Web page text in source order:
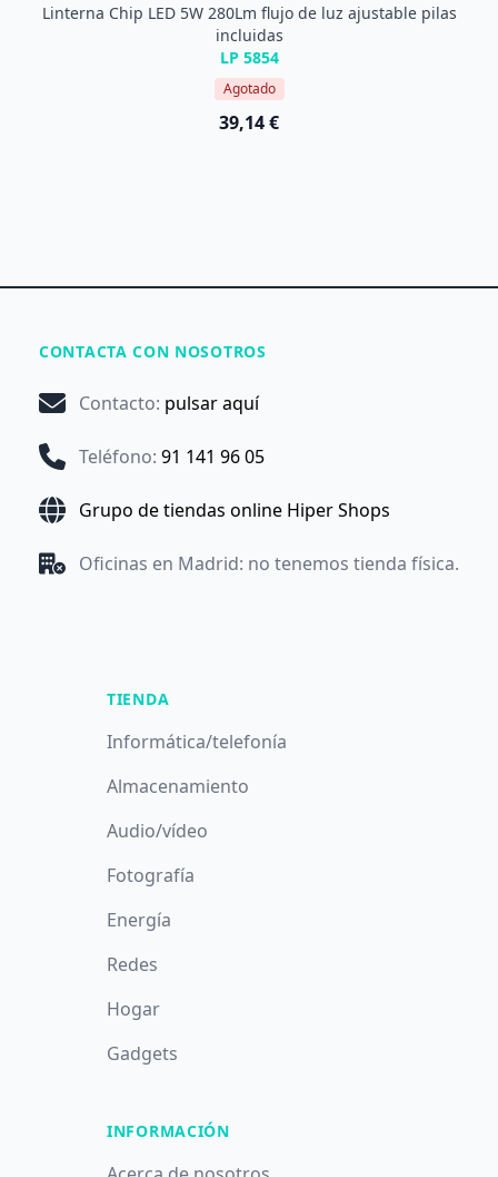
Linterna Chip LED 5W 280Lm flujo de luz ajustable pilas
incluidas
LP 5854
Agotado
39,14 €
CONTACTA CON NOSOTROS
Contacto: pulsar aquí
Teléfono: 91 141 96 05
Grupo de tiendas online Hiper Shops
Oficinas en Madrid: no tenemos tienda física.
TIENDA
Informática/telefonía
Almacenamiento
Audio/vídeo
Fotografía
Energía
Redes
Hogar
Gadgets
INFORMACIÓN